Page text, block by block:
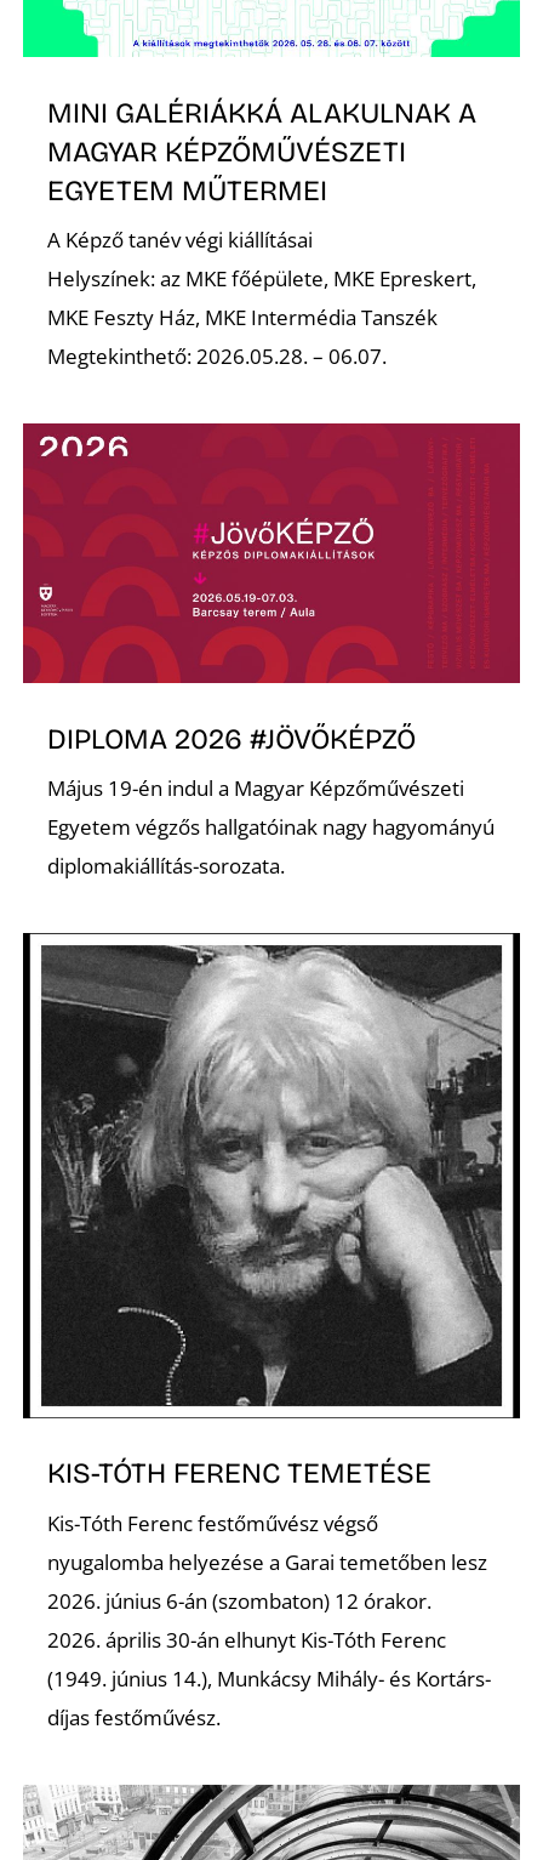
MINI GALÉRIÁKKÁ ALAKULNAK A
MAGYAR KÉPZŐMŰVÉSZETI
EGYETEM MŰTERMEI
A Képző tanév végi kiállításai
Helyszínek: az MKE főépülete, MKE Epreskert,
MKE Feszty Ház, MKE Intermédia Tanszék
Megtekinthető: 2026.05.28. – 06.07.
DIPLOMA 2026 #JÖVŐKÉPZŐ
Május 19-én indul a Magyar Képzőművészeti
Egyetem végzős hallgatóinak nagy hagyományú
diplomakiállítás-sorozata.
KIS-TÓTH FERENC TEMETÉSE
Kis-Tóth Ferenc festőművész végső
nyugalomba helyezése a Garai temetőben lesz
2026. június 6-án (szombaton) 12 órakor.
2026. április 30-án elhunyt Kis-Tóth Ferenc
(1949. június 14.), Munkácsy Mihály- és Kortárs-
díjas festőművész.